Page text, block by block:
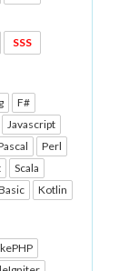
SSS
F#
Javascript
Perl
Scala
Kotlin